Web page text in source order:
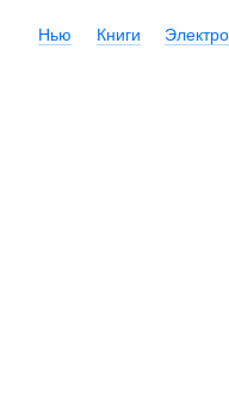
Нью Книги